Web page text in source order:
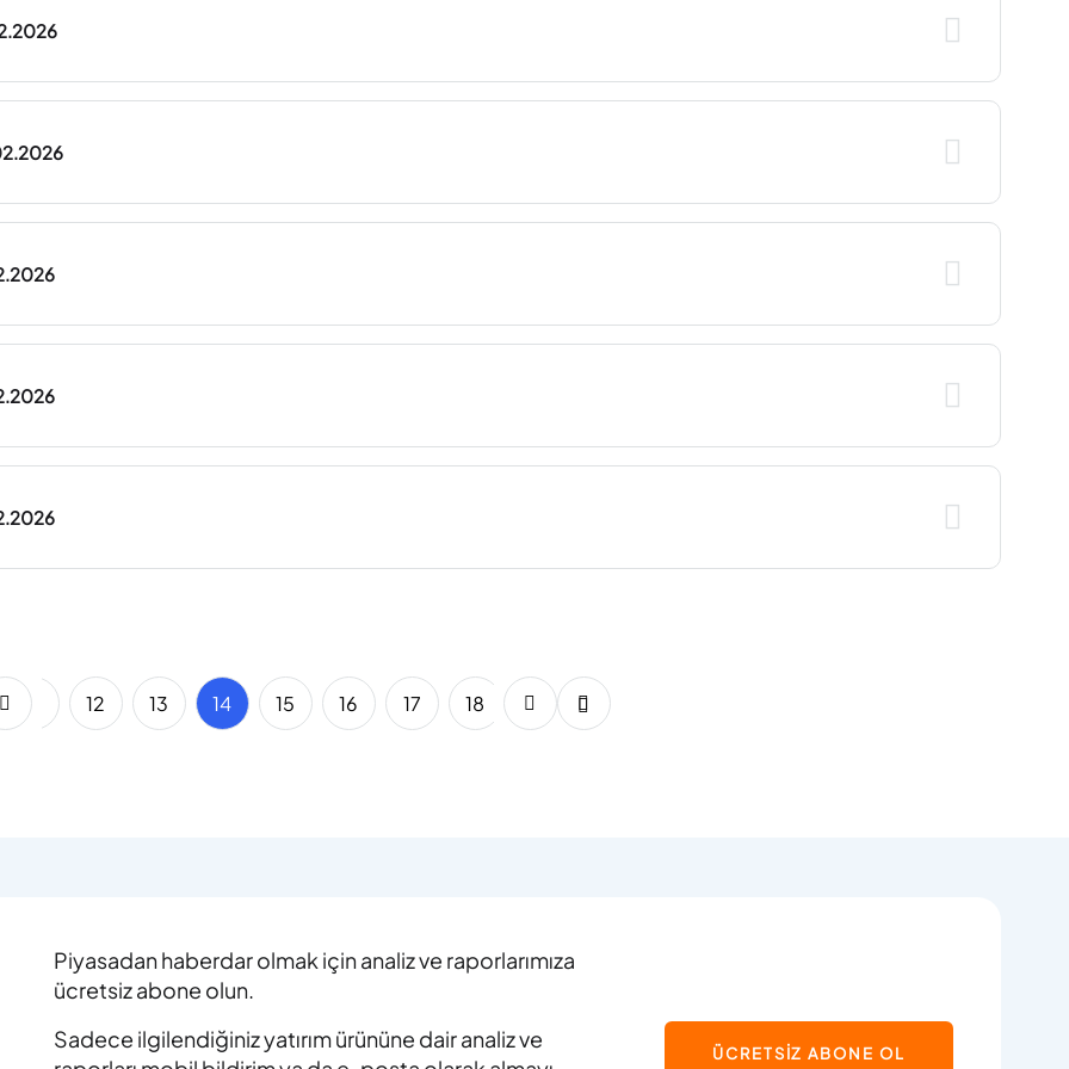
11 12 13 14 15 16 17 18 19 20
Piyasadan haberdar olmak için analiz ve raporlarımıza
ücretsiz abone olun.
Sadece ilgilendiğiniz yatırım ürününe dair analiz ve
ÜCRETSİZ ABONE OL